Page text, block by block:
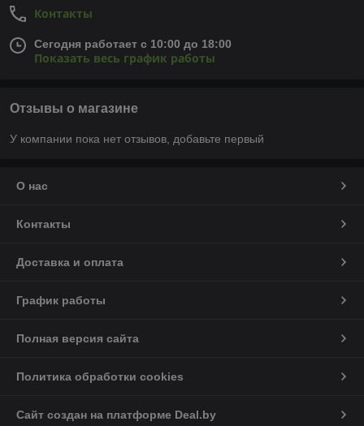
Контакты
Сегодня работает с 10:00 до 18:00
Показать весь график работы
Отзывы о магазине
У компании пока нет отзывов, добавьте первый
О нас
Контакты
Доставка и оплата
График работы
Полная версия сайта
Политика обработки cookies
Сайт создан на платформе Deal.by